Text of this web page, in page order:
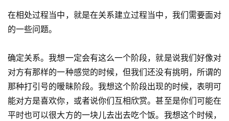
在相处过程当中，就是在关系建立过程当中，我们需要面对
的一些问题。
确定关系。我想一定会有这么一个阶段，就是说我们好像对
对方有那样的一种感觉的时候，但我们还没有挑明，所谓的
那种打引号的暧昧阶段。我想这个阶段出现的时候，表明可
能对方是喜欢你，或者说你们互相欣赏。甚至是你们可能在
平时也可以很大方的一块儿去出去吃个饭。我想这个时候，